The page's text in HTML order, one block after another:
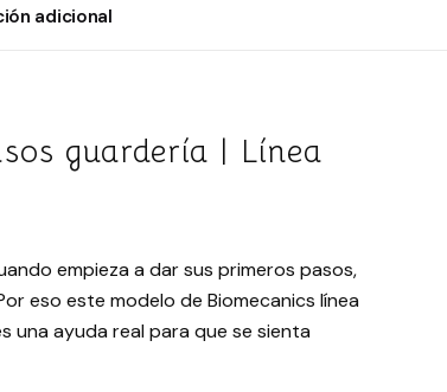
adicional
guardería | Línea
empieza a dar sus primeros pasos,
eso este modelo de Biomecanics línea
una ayuda real para que se sienta